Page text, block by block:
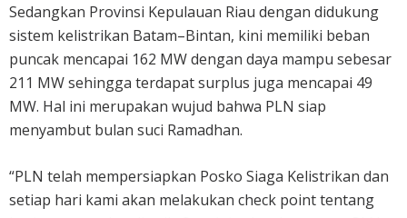
Sedangkan Provinsi Kepulauan Riau dengan didukung
sistem kelistrikan Batam–Bintan, kini memiliki beban
puncak mencapai 162 MW dengan daya mampu sebesar
211 MW sehingga terdapat surplus juga mencapai 49
MW. Hal ini merupakan wujud bahwa PLN siap
menyambut bulan suci Ramadhan.
“PLN telah mempersiapkan Posko Siaga Kelistrikan dan
setiap hari kami akan melakukan check point tentang